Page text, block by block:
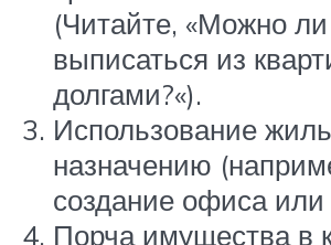
(Читайте, «Можно ли
выписаться из
долгами?«).
Использование
назначению
создание офиса или
Порча имущества в